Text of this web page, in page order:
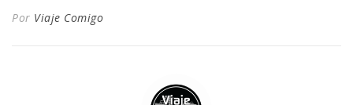
Por Viaje Comigo